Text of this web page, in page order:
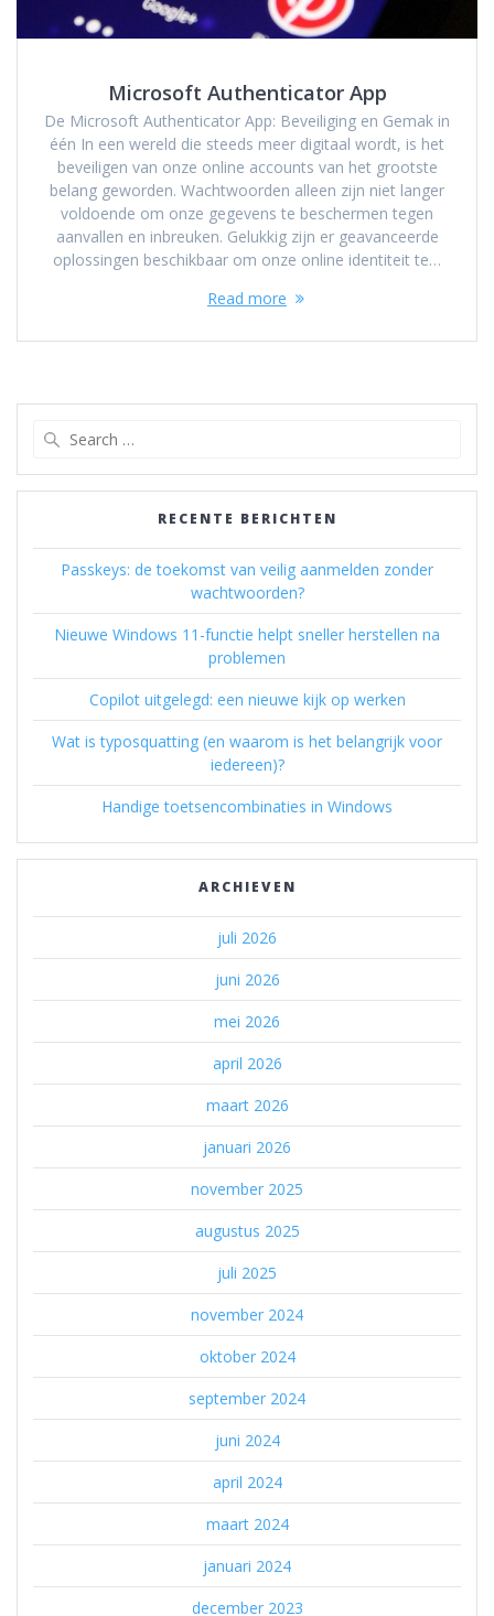
Microsoft Authenticator App
De Microsoft Authenticator App: Beveiliging en Gemak in
één In een wereld die steeds meer digitaal wordt, is het
beveiligen van onze online accounts van het grootste
belang geworden. Wachtwoorden alleen zijn niet langer
voldoende om onze gegevens te beschermen tegen
aanvallen en inbreuken. Gelukkig zijn er geavanceerde
oplossingen beschikbaar om onze online identiteit te…
Read more
RECENTE BERICHTEN
Passkeys: de toekomst van veilig aanmelden zonder
wachtwoorden?
Nieuwe Windows 11-functie helpt sneller herstellen na
problemen
Copilot uitgelegd: een nieuwe kijk op werken
Wat is typosquatting (en waarom is het belangrijk voor
iedereen)?
Handige toetsencombinaties in Windows
ARCHIEVEN
juli 2026
juni 2026
mei 2026
april 2026
maart 2026
januari 2026
november 2025
augustus 2025
juli 2025
november 2024
oktober 2024
september 2024
juni 2024
april 2024
maart 2024
januari 2024
december 2023